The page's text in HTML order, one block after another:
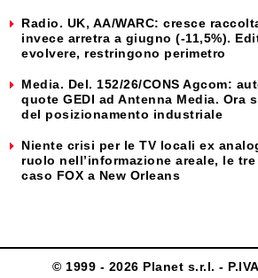
Radio. UK, AA/WARC: cresce
invece arretra a giugno (-11,5%).
evolvere, restringono perimetro
Media. Del. 152/26/CONS Agcom:
quote GEDI ad Antenna Media. Ora
del posizionamento industriale
Niente crisi per le TV locali ex
ruolo nell’informazione areale, le
caso FOX a New Orleans
© 1999 - 2026 Planet s.r.l. -